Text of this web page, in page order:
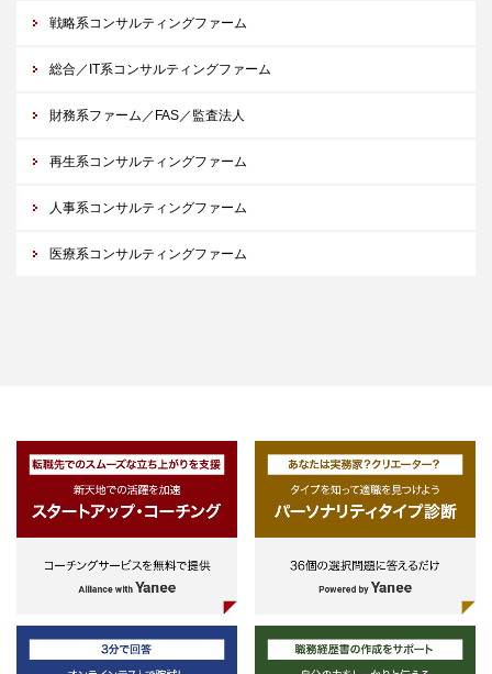
戦略系コンサルティングファーム
総合／IT系コンサルティングファーム
財務系ファーム／FAS／監査法人
再生系コンサルティングファーム
人事系コンサルティングファーム
医療系コンサルティングファーム